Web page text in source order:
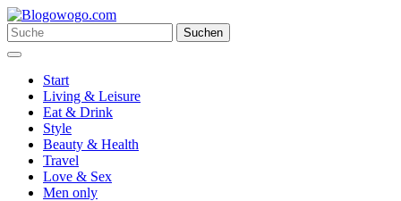
Zum
Inhalt
springen
Suchen
nach:
Suchen
Menü
Start
Living & Leisure
Eat & Drink
Style
Beauty & Health
Travel
Love & Sex
Men only